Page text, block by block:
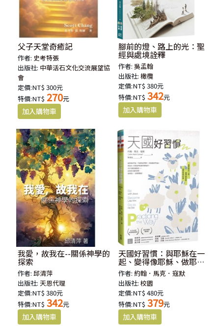
父子天堂奇癒記
作者: 史考特張
出版社: 中華活石文化交流展望協
會
定價:NT$ 300元
特價:NT$ 270元
腳前的燈、路上的光：聖
經與處境詮釋
作者:吳孟翰
出版社:橄欖
定價:NT$ 380元
特價:NT$ 342元
我愛，故我在--關係神學的
探索
作者:邱清萍
出版社:天恩代理
定價:NT$ 380元
特價:NT$ 342元
天國好習慣：與耶穌在一
起、變得像耶穌、做耶穌
做的事
作者:約翰．馬克．寇默
出版社:校園
定價:NT$ 480元
特價:NT$ 379元